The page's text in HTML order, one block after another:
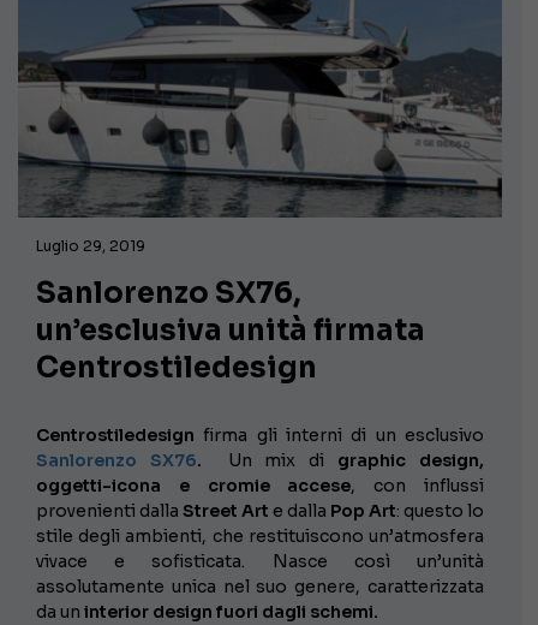
Luglio 29, 2019
Sanlorenzo SX76,
un’esclusiva unità firmata
Centrostiledesign
Centrostiledesign firma gli interni di un esclusivo
Sanlorenzo SX76. Un mix di graphic design,
oggetti-icona e cromie accese, con influssi
provenienti dalla Street Art e dalla Pop Art: questo lo
stile degli ambienti, che restituiscono un’atmosfera
vivace e sofisticata. Nasce così un’unità
assolutamente unica nel suo genere, caratterizzata
da un interior design fuori dagli schemi.